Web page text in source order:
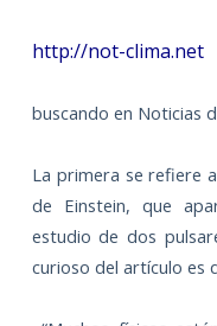
http://not-clima.net
buscando en Noticias
La primera se refiere
de Einstein, que
estudio de dos
curioso del artículo es